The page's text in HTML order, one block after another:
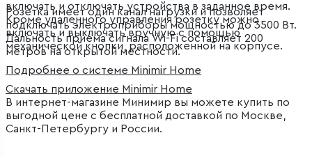
включать и отключать устройства в заданное время.
Кроме удаленного управления розетку можно
включать и выключать вручную с помощью
механической кнопки, расположенной на корпусе.
Розетка имеет один канал нагрузки и позволяет
подключать электроприборы мощностью до 3500 Вт.
Дальность приема сигнала Wi-Fi составляет 200
метров на открытой местности.
Подробнее о системе Minimir Home
Скачать приложение Minimir Home
В интернет-магазине Минимир вы можете купить по
выгодной цене с бесплатной доставкой по Москве,
Санкт-Петербургу и России.